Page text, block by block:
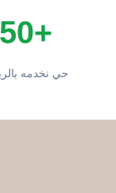
+50
حي نخدمه